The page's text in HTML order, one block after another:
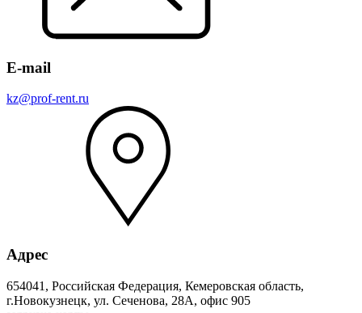
E-mail
kz@prof-rent.ru
Адрес
654041, Российская Федерация, Кемеровская область,
г.Новокузнецк, ул. Сеченова, 28А, офис 905